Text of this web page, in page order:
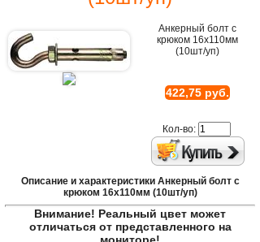
Анкерный болт с
крюком 16х110мм
(10шт/уп)
422,75 руб.
Кол-во:
Описание и характеристики Анкерный болт с
крюком 16х110мм (10шт/уп)
Внимание! Реальный цвет может
отличаться от представленного на